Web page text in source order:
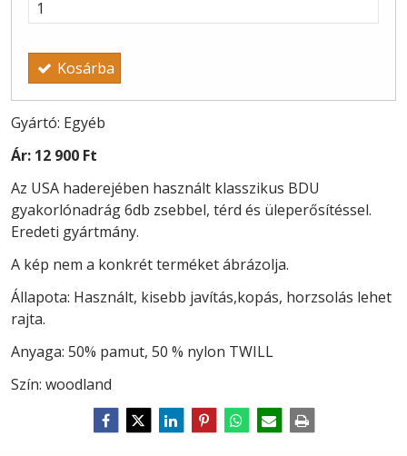
Kosárba
Gyártó: Egyéb
Ár: 12 900 Ft
Az USA haderejében használt klasszikus BDU
gyakorlónadrág 6db zsebbel, térd és üleperősítéssel.
Eredeti gyártmány.
A kép nem a konkrét terméket ábrázolja.
Állapota: Használt, kisebb javítás,kopás, horzsolás lehet
rajta.
Anyaga: 50% pamut, 50 % nylon TWILL
Szín: woodland